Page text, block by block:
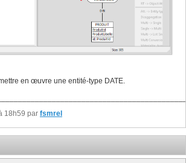
en œuvre une entité-type DATE.
18h59 par fsmrel